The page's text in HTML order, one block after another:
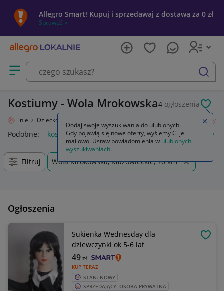
Allegro Smart! Kupuj i sprzedawaj z dostawą za 0 zł
Sprawdź »
Otwórz menu z kategoriami
szukaj
Kostiumy - Wola Mrokowska4 ogłoszenia
Lokalnie Dziecko Kostiumy
Podobne: kostiumy damskie kostium garsonki i kostiumy
Filtruj Wola Mrokowska, Mazowieckie, +0 km
Ogłoszenia
Sukienka Wednesday dla
dziewczynki ok 5-6 lat
KUP TERAZ
49zł
STAN: NOWY
SPRZEDAJĄCY: OSOBA PRYWATNA
Dodaj swoje wyszukiwania do ulubionych.
Gdy pojawią się nowe oferty, wyślemy Ci je
mailowo. Ustaw powiadomienia w ulubionych
wyszukiwaniach.